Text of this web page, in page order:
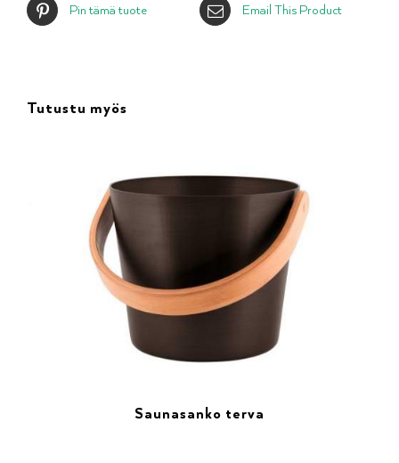
Pin tämä tuote Email This Product
Tutustu myös
Saunasanko terva